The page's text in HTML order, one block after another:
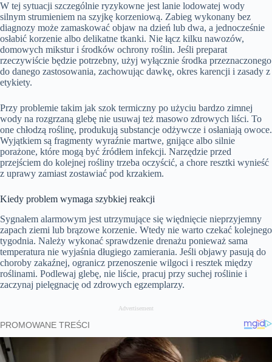
W tej sytuacji szczególnie ryzykowne jest lanie lodowatej wody
silnym strumieniem na szyjkę korzeniową. Zabieg wykonany bez
diagnozy może zamaskować objaw na dzień lub dwa, a jednocześnie
osłabić korzenie albo delikatne tkanki. Nie łącz kilku nawozów,
domowych mikstur i środków ochrony roślin. Jeśli preparat
rzeczywiście będzie potrzebny, użyj wyłącznie środka przeznaczonego
do danego zastosowania, zachowując dawkę, okres karencji i zasady z
etykiety.
Przy problemie takim jak szok termiczny po użyciu bardzo zimnej
wody na rozgrzaną glebę nie usuwaj też masowo zdrowych liści. To
one chłodzą roślinę, produkują substancje odżywcze i osłaniają owoce.
Wyjątkiem są fragmenty wyraźnie martwe, gnijące albo silnie
porażone, które mogą być źródłem infekcji. Narzędzie przed
przejściem do kolejnej rośliny trzeba oczyścić, a chore resztki wynieść
z uprawy zamiast zostawiać pod krzakiem.
Kiedy problem wymaga szybkiej reakcji
Sygnałem alarmowym jest utrzymujące się więdnięcie nieprzyjemny
zapach ziemi lub brązowe korzenie. Wtedy nie warto czekać kolejnego
tygodnia. Należy wykonać sprawdzenie drenażu ponieważ sama
temperatura nie wyjaśnia długiego zamierania. Jeśli objawy pasują do
choroby zakaźnej, ogranicz przenoszenie wilgoci i resztek między
roślinami. Podlewaj glebę, nie liście, pracuj przy suchej roślinie i
zaczynaj pielęgnację od zdrowych egzemplarzy.
Advertisement